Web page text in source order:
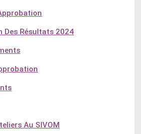
Résultats 2024
Au SIVOM